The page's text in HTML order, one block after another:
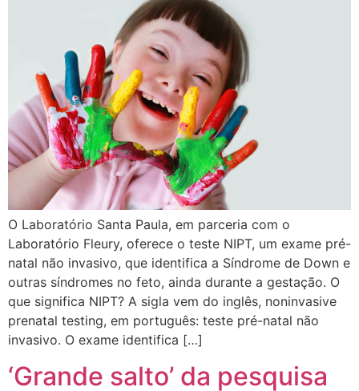
O Laboratório Santa Paula, em parceria com o
Laboratório Fleury, oferece o teste NIPT, um exame pré-
natal não invasivo, que identifica a Síndrome de Down e
outras síndromes no feto, ainda durante a gestação. O
que significa NIPT? A sigla vem do inglês, noninvasive
prenatal testing, em português: teste pré-natal não
invasivo. O exame identifica […]
‘Grande salto’ da pesquisa